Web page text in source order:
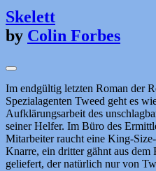
Skelett
by Colin Forbes
Im endgültig letzten Roman der
Spezialagenten Tweed geht es
Aufklärungsarbeit des
seiner Helfer. Im Büro des
Mitarbeiter raucht eine King-
Knarre, ein dritter gähnt aus dem
geliefert, der natürlich nur von